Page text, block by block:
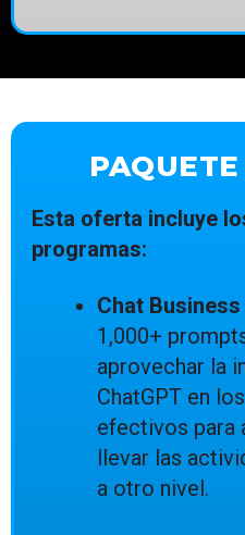
Esta oferta incluye
programas:
Chat
1,000+
aprovechar la
ChatGPT en
efectivos para
llevar las
a otro nivel.